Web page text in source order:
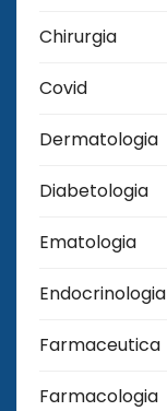
Chirurgia
Covid
Dermatologia
Diabetologia
Ematologia
Endocrinologia
Farmaceutica
Farmacologia